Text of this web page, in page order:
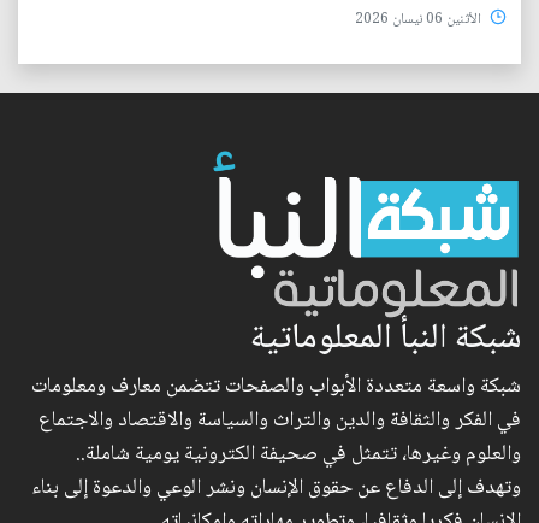
الأثنين 06 نيسان 2026
شبكة النبأ المعلوماتية
شبكة واسعة متعددة الأبواب والصفحات تتضمن معارف ومعلومات
في الفكر والثقافة والدين والتراث والسياسة والاقتصاد والاجتماع
والعلوم وغيرها، تتمثل في صحيفة الكترونية يومية شاملة..
وتهدف إلى الدفاع عن حقوق الإنسان ونشر الوعي والدعوة إلى بناء